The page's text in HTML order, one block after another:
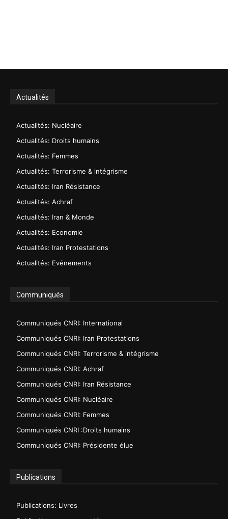
Actualités
Actualités: Nucléaire
Actualités: Droits humains
Actualités: Femmes
Actualités: Terrorisme & intégrisme
Actualités: Iran Résistance
Actualités: Achraf
Actualités: Iran & Monde
Actualités: Economie
Actualités: Iran Protestations
Actualités: Evénements
Communiqués
Communiqués CNRI: International
Communiqués CNRI: Iran Protestations
Communiqués CNRI: Terrorisme & intégrisme
Communiqués CNRI: Achraf
Communiqués CNRI: Iran Résistance
Communiqués CNRI: Nucléaire
Communiqués CNRI: Femmes
Communiqués CNRI :Droits humains
Communiqués CNRI: Présidente élue
Publications
Publications: Livres